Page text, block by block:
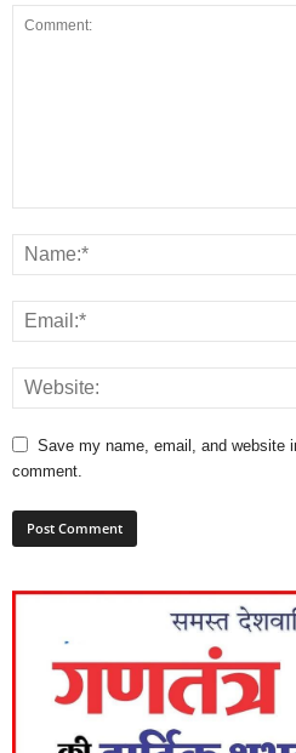
Save my name, email, and website
comment.